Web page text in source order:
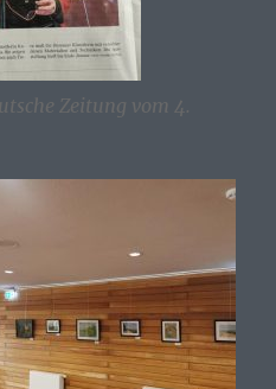
Zeitung vom 4.